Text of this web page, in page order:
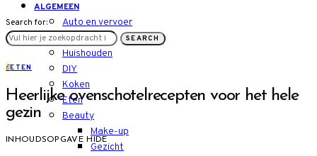
ALGEMEEN
Auto en vervoer
LIFESTYLE
Huishouden
DIY
Koken
Eten
Beauty
Make-up
Gezicht
Search for:
SEARCH
EETEN
Heerlijke ovenschotelrecepten voor het hele
gezin
INHOUDSOPGAVE HIDE